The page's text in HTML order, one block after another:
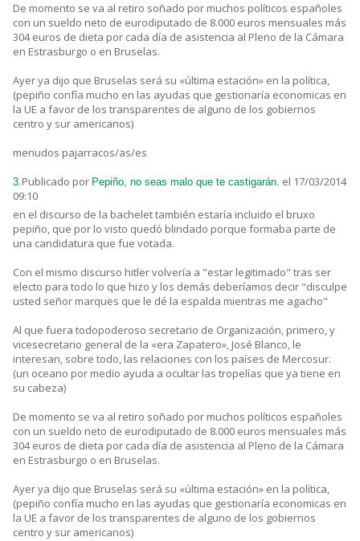
De momento se va al retiro soñado por muchos políticos españoles
con un sueldo neto de eurodiputado de 8.000 euros mensuales más
304 euros de dieta por cada día de asistencia al Pleno de la Cámara
en Estrasburgo o en Bruselas.
Ayer ya dijo que Bruselas será su «última estación» en la política,
(pepiño confía mucho en las ayudas que gestionaría economicas en
la UE a favor de los transparentes de alguno de los gobiernos
centro y sur americanos)
menudos pajarracos/as/es
3.Publicado por Pepiño, no seas malo que te castigarán. el 17/03/2014
09:10
en el discurso de la bachelet también estaría incluido el bruxo
pepiño, que por lo visto quedó blindado porque formaba parte de
una candidatura que fue votada.
Con el mismo discurso hitler volvería a "estar legitimado" tras ser
electo para todo lo que hizo y los demás deberíamos decir "disculpe
usted señor marques que le dé la espalda mientras me agacho"
Al que fuera todopoderoso secretario de Organización, primero, y
vicesecretario general de la «era Zapatero», José Blanco, le
interesan, sobre todo, las relaciones con los países de Mercosur.
(un oceano por medio ayuda a ocultar las tropelías que ya tiene en
su cabeza)
De momento se va al retiro soñado por muchos políticos españoles
con un sueldo neto de eurodiputado de 8.000 euros mensuales más
304 euros de dieta por cada día de asistencia al Pleno de la Cámara
en Estrasburgo o en Bruselas.
Ayer ya dijo que Bruselas será su «última estación» en la política,
(pepiño confía mucho en las ayudas que gestionaría economicas en
la UE a favor de los transparentes de alguno de los gobiernos
centro y sur americanos)